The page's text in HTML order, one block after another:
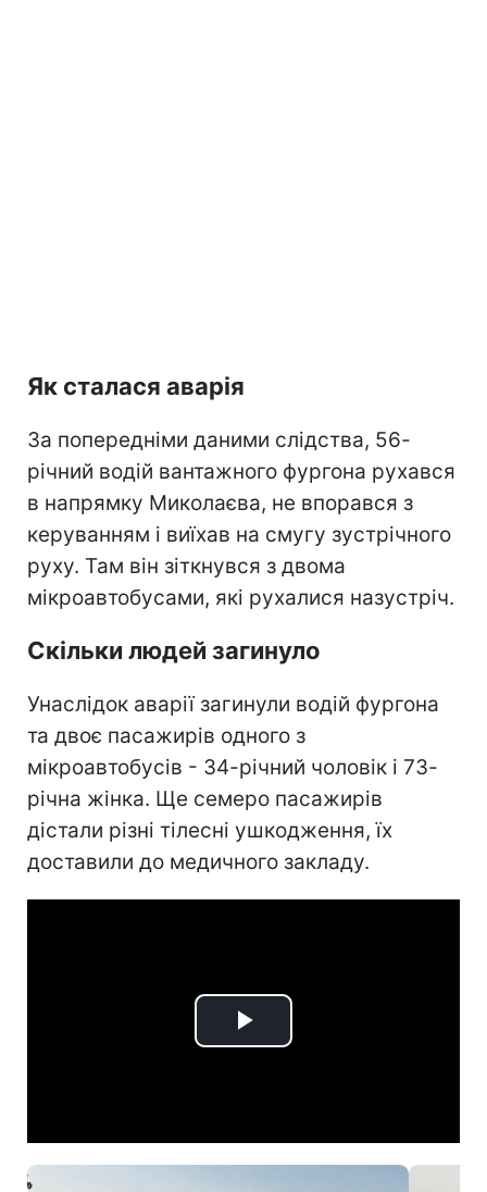
Як сталася аварія
За попередніми даними слідства, 56-
річний водій вантажного фургона рухався
в напрямку Миколаєва, не впорався з
керуванням і виїхав на смугу зустрічного
руху. Там він зіткнувся з двома
мікроавтобусами, які рухалися назустріч.
Скільки людей загинуло
Унаслідок аварії загинули водій фургона
та двоє пасажирів одного з
мікроавтобусів - 34-річний чоловік і 73-
річна жінка. Ще семеро пасажирів
дістали різні тілесні ушкодження, їх
доставили до медичного закладу.
Play